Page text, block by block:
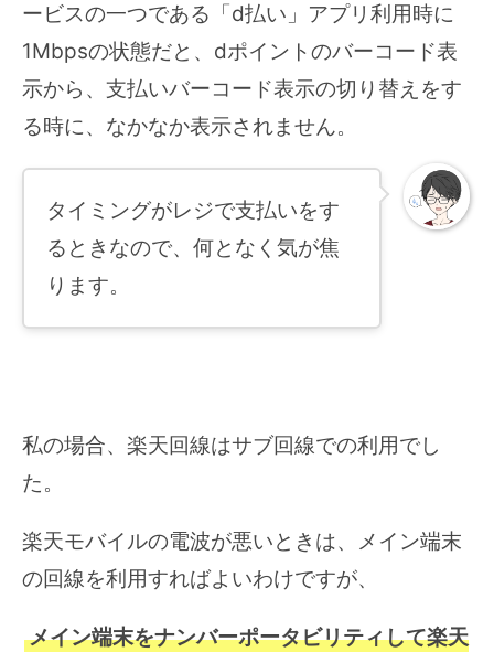
ービスの一つである「d払い」アプリ利用時に
1Mbpsの状態だと、dポイントのバーコード表
示から、支払いバーコード表示の切り替えをす
る時に、なかなか表示されません。
タイミングがレジで支払いをす
るときなので、何となく気が焦
ります。
私の場合、楽天回線はサブ回線での利用でし
た。
楽天モバイルの電波が悪いときは、メイン端末
の回線を利用すればよいわけですが、
メイン端末をナンバーポータビリティして楽天